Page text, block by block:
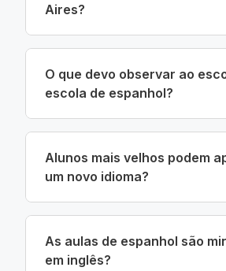
Aires?
O que devo observar ao
escola de espanhol?
Alunos mais velhos podem
um novo idioma?
As aulas de espanhol são
em inglês?